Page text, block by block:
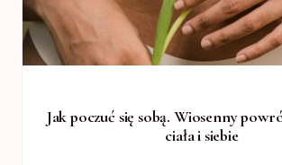
Jak poczuć się sobą. Wiosenny
ciała i siebie